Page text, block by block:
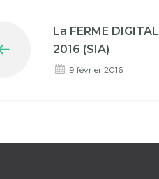
La FERME
2016 (SIA)
9 février 2016
Prev